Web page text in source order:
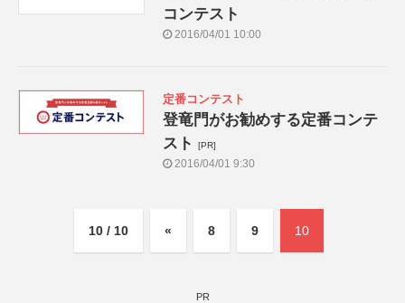
コンテスト
2016/04/01 10:00
定番コンテスト
登竜門がお勧めする定番コンテ
スト
[PR]
2016/04/01 9:30
10 / 10 « 8 9 10
PR